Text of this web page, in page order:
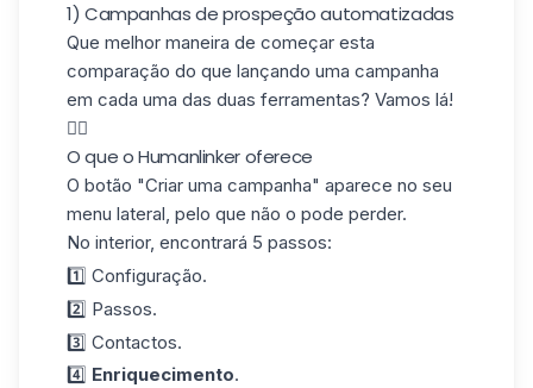
1) Campanhas de prospeção automatizadas
Que melhor maneira de começar esta
comparação do que lançando uma campanha
em cada uma das duas ferramentas? Vamos lá!
👇🏼
O que o Humanlinker oferece
O botão "Criar uma campanha" aparece no seu
menu lateral, pelo que não o pode perder.
No interior, encontrará 5 passos:
1️⃣ Configuração.
2️⃣ Passos.
3️⃣ Contactos.
4️⃣ Enriquecimento.